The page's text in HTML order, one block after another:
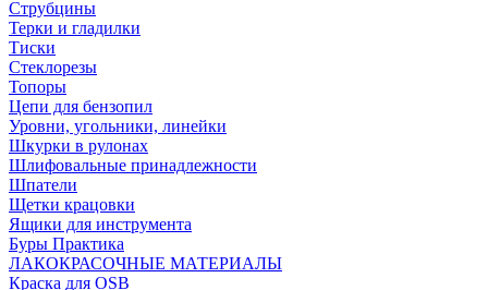
Струбцины
Терки и гладилки
Тиски
Стеклорезы
Топоры
Цепи для бензопил
Уровни, угольники, линейки
Шкурки в рулонах
Шлифовальные принадлежности
Шпатели
Щетки крацовки
Ящики для инструмента
Буры Практика
ЛАКОКРАСОЧНЫЕ МАТЕРИАЛЫ
Краска для OSB